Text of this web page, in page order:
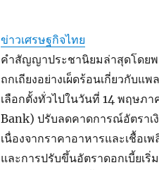
ข่าวเศรษฐกิจไทย
คำสัญญาประชานิยมล่าสุดโดยพ
ถกเถียงอย่างเผ็ดร้อนเกี่ยวกับ
เลือกตั้งทั่วไปในวันที่ 14 พฤษภ
Bank) ปรับลดคาดการณ์อัตราเ
เนื่องจากราคาอาหารและเชื้อ
และการปรับขึ้นอัตราดอกเบี้ยเริ่